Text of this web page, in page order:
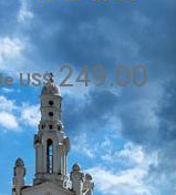
US$249.00